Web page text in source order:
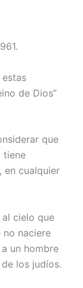
de Dios”
que
tiene
en cualquier
cielo que
no naciere
un hombre
los judíos.